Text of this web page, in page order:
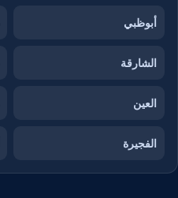
أبوظبي
الشارقة
العين
الفجيرة